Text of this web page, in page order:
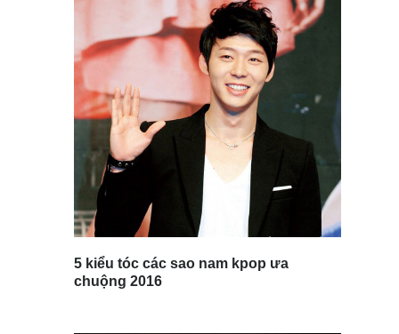
5 kiểu tóc các sao nam kpop ưa
chuộng 2016